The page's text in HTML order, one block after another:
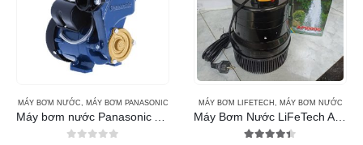
MÁY BƠM NƯỚC MÁY BƠM PANASONIC MÁY BƠM LIFETECH MÁY BƠM NƯỚC